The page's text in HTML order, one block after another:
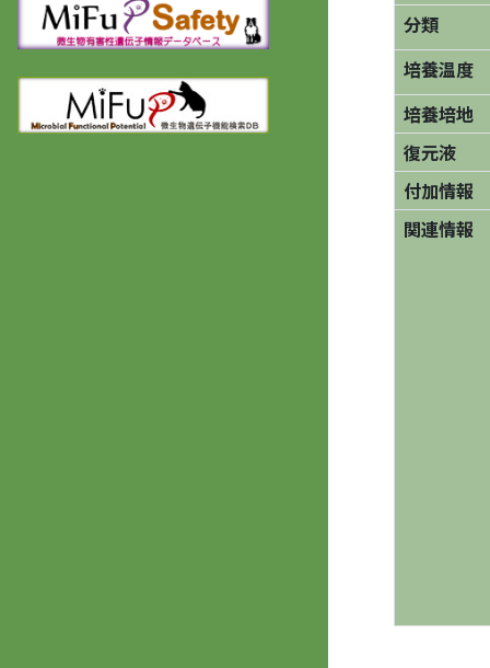
分類
培養温度
培養培地
復元液
付加情報
関連情報